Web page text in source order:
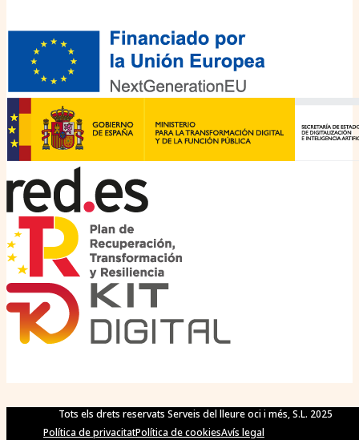
Tots els drets reservats Serveis del lleure oci i més, S.L. 2025
Política de privacitatPolítica de cookiesAvís legal